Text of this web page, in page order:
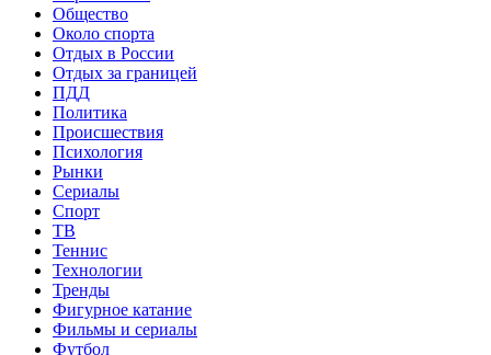
Общество
Около спорта
Отдых в России
Отдых за границей
ПДД
Политика
Происшествия
Психология
Рынки
Сериалы
Спорт
ТВ
Теннис
Технологии
Тренды
Фигурное катание
Фильмы и сериалы
Футбол